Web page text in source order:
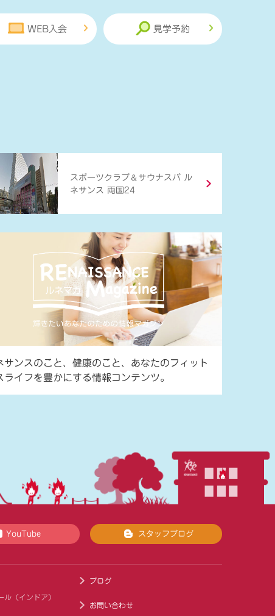
WEB入会 見学予約
スポーツクラブ ＆ サウナスパ ル
ネサンス 両国24
サンスのこと、健康のこと、あなたのフィット
ライフを豊かにする情報コンテンツ。
YouTube スタッフブログ
ル（インドア）
ブログ
お問い合わせ